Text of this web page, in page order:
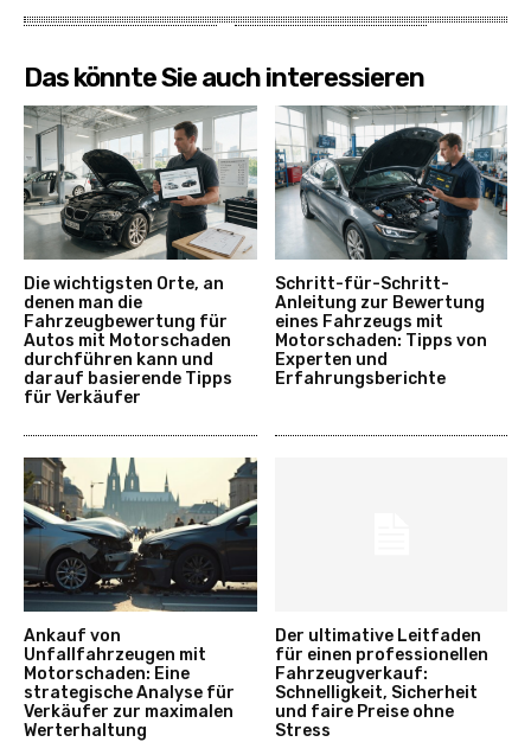
Das könnte Sie auch interessieren
Die wichtigsten Orte, an
denen man die
Fahrzeugbewertung für
Autos mit Motorschaden
durchführen kann und
darauf basierende Tipps
für Verkäufer
Schritt-für-Schritt-
Anleitung zur Bewertung
eines Fahrzeugs mit
Motorschaden: Tipps von
Experten und
Erfahrungsberichte
Ankauf von
Unfallfahrzeugen mit
Motorschaden: Eine
strategische Analyse für
Verkäufer zur maximalen
Werterhaltung
Der ultimative Leitfaden
für einen professionellen
Fahrzeugverkauf:
Schnelligkeit, Sicherheit
und faire Preise ohne
Stress